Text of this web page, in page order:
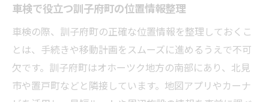
車検で役立つ訓子府町の位置情報整理
車検の際、訓子府町の正確な位置情報を整理しておくこ
とは、手続きや移動計画をスムーズに進めるうえで不可
欠です。訓子府町はオホーツク地方の南部にあり、北見
市や置戸町などと隣接しています。地図アプリやカーナ